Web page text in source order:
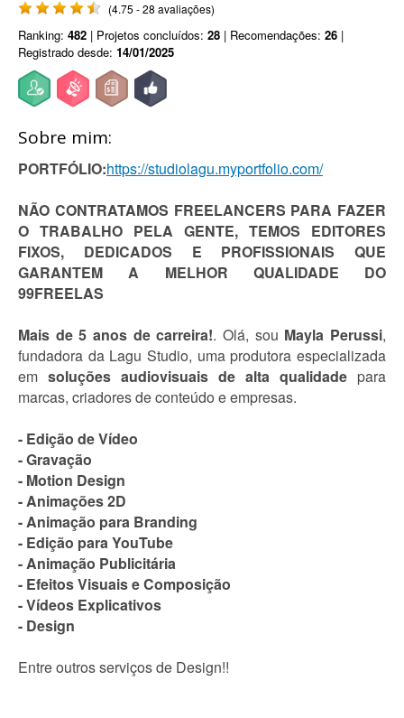
(4.75 - 28 avaliações)
Ranking: 482 | Projetos concluídos: 28 | Recomendações: 26 |
Registrado desde: 14/01/2025
Sobre mim:
PORTFÓLIO:https://studiolagu.myportfolio.com/
NÃO CONTRATAMOS FREELANCERS PARA FAZER
O TRABALHO PELA GENTE, TEMOS EDITORES
FIXOS, DEDICADOS E PROFISSIONAIS QUE
GARANTEM A MELHOR QUALIDADE DO
99FREELAS
Mais de 5 anos de carreira!. Olá, sou Mayla Perussi,
fundadora da Lagu Studio, uma produtora especializada
em soluções audiovisuais de alta qualidade para
marcas, criadores de conteúdo e empresas.
- Edição de Vídeo
- Gravação
- Motion Design
- Animações 2D
- Animação para Branding
- Edição para YouTube
- Animação Publicitária
- Efeitos Visuais e Composição
- Vídeos Explicativos
- Design
Entre outros serviços de Design!!